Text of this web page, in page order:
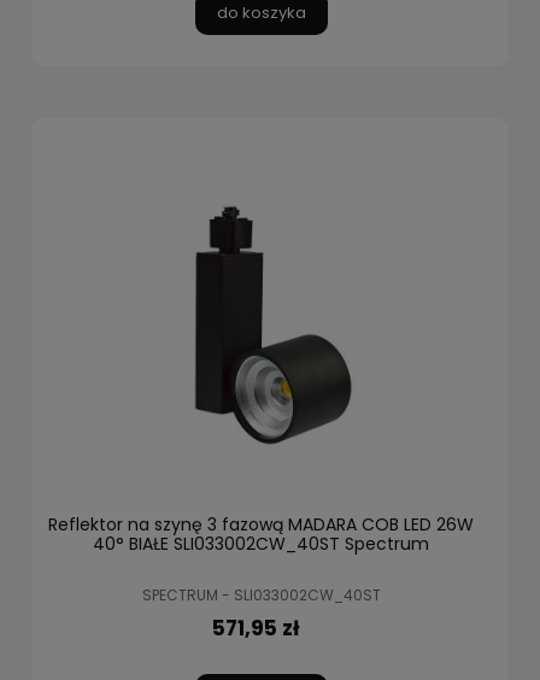
do koszyka
Reflektor na szynę 3 fazową MADARA COB LED 26W
40° BIAŁE SLI033002CW_40ST Spectrum
SPECTRUM - SLI033002CW_40ST
571,95 zł